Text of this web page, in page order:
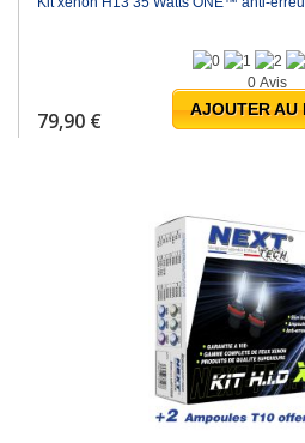
0 Avis
79,90 € AJOUTER AU